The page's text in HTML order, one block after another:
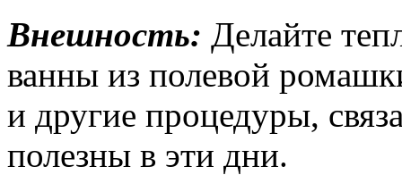
Внешность: Делайте
ванны из полевой
и другие процедуры,
полезны в эти дни.